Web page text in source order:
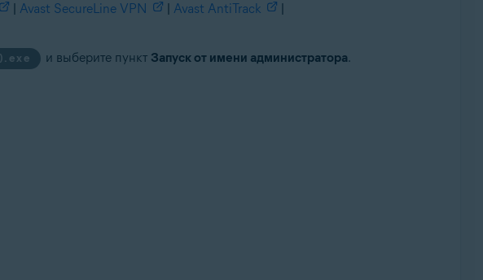
| Avast SecureLine VPN | Avast AntiTrack
|
и выберите пункт Запуск от имени администратора.